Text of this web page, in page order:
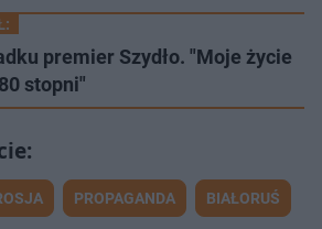
premier Szydło. "Moje życie
stopni"
PROPAGANDA BIAŁORUŚ